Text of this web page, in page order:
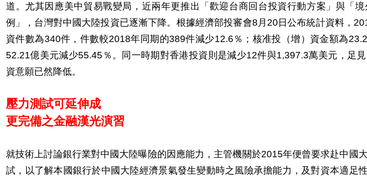
道。尤其因應美中貿易戰變局，近兩年更推出「歡迎台商回台投資行動方案」與「
例」，台灣對中國大陸投資已逐漸下降。根據經濟部投審會8月20日公布統計資料，
資件數為340件，件數較2018年同期的389件減少12.6％；核准投（增）資金額為
52.21億美元減少55.45％。同一時期對香港投資則是減少12件與1,397.3萬美元，足
資意願已然降低。
壓力測試可延伸成
更完備之金融漢光演習
就技術上討論銀行業對中國大陸曝險的因應能力，主管機關於2015年便曾要求赴中國
試，以了解本國銀行於中國大陸經濟景氣發生變動時之風險承擔能力，及對資本適足